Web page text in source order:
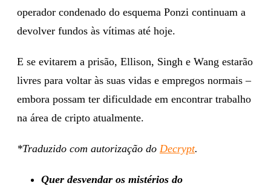
operador condenado do esquema Ponzi continuam a
devolver fundos às vítimas até hoje.
E se evitarem a prisão, Ellison, Singh e Wang estarão
livres para voltar às suas vidas e empregos normais –
embora possam ter dificuldade em encontrar trabalho
na área de cripto atualmente.
*Traduzido com autorização do Decrypt.
Quer desvendar os mistérios do